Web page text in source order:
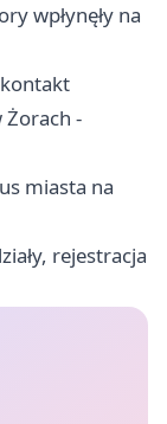
wpłynęły na
Żorach -
miasta na
rejestracja